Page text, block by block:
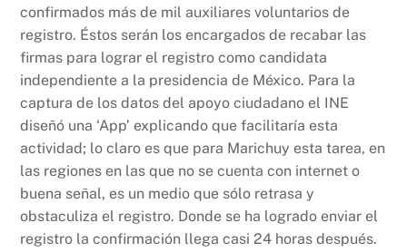
confirmados más de mil auxiliares voluntarios de
registro. Éstos serán los encargados de recabar las
firmas para lograr el registro como candidata
independiente a la presidencia de México. Para la
captura de los datos del apoyo ciudadano el INE
diseñó una ‘App’ explicando que facilitaría esta
actividad; lo claro es que para Marichuy esta tarea, en
las regiones en las que no se cuenta con internet o
buena señal, es un medio que sólo retrasa y
obstaculiza el registro. Donde se ha logrado enviar el
registro la confirmación llega casi 24 horas después.